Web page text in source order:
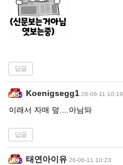
답글
Koenigsegg1 26-06-11 10:19
이래서 자매 덮....아님돠
답글
태연아이유 26-06-11 10:23